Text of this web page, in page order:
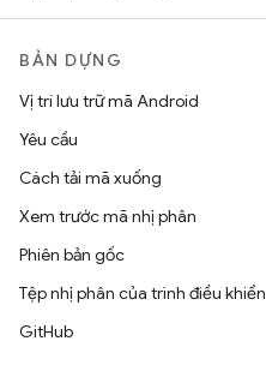
BẢN DỰNG
Vị trí lưu trữ mã Android
Yêu cầu
Cách tải mã xuống
Xem trước mã nhị phân
Phiên bản gốc
Tệp nhị phân của trình điều khiển
GitHub